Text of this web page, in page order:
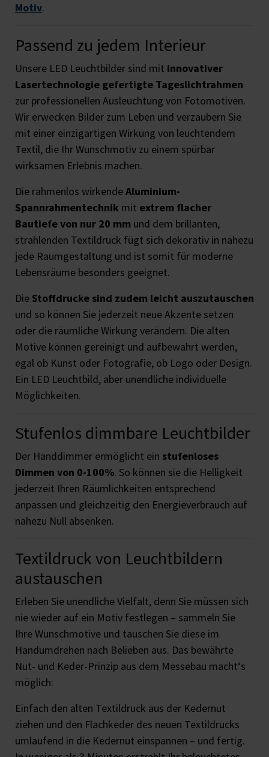
Motiv.
Passend zu jedem Interieur
Unsere LED Leuchtbilder sind mit innovativer
Lasertechnologie gefertigte Tageslichtrahmen
zur professionellen Ausleuchtung von Fotomotiven.
Wir erwecken Bilder zum Leben und verzaubern Sie
mit einer einzigartigen Wirkung von leuchtendem
Textil, die Ihr Wunschmotiv zu einem spürbar
wirksamen Erlebnis machen.
Die rahmenlos wirkendeAluminium-
Spannrahmentechnik mit extrem flacher
Bautiefe von nur 20 mm und dem brillanten,
strahlenden Textildruck fügt sich dekorativ in nahezu
jede Raumgestaltung und ist somit für moderne
Lebensräume besonders geeignet.
Die Stoffdrucke sind zudem leicht auszutauschen
und so können Sie jederzeit neue Akzente setzen
oder die räumliche Wirkung verändern. Die alten
Motive können gereinigt und aufbewahrt werden,
egal ob Kunst oder Fotografie, ob Logo oder Design.
Ein LED Leuchtbild, aber unendliche individuelle
Möglichkeiten.
Stufenlos dimmbare Leuchtbilder
Der Handdimmer ermöglicht ein stufenloses
Dimmen von 0-100%. So können sie die Helligkeit
jederzeit Ihren Räumlichkeiten entsprechend
anpassen und gleichzeitig den Energieverbrauch auf
nahezu Null absenken.
Textildruck von Leuchtbildern
austauschen
Erleben Sie unendliche Vielfalt, denn Sie müssen sich
nie wieder auf ein Motiv festlegen – sammeln Sie
Ihre Wunschmotive und tauschen Sie diese im
Handumdrehen nach Belieben aus. Das bewährte
Nut- und Keder-Prinzip aus dem Messebau macht‘s
möglich:
Einfach den alten Textildruck aus der Kedernut
ziehen und den Flachkeder des neuen Textildrucks
umlaufend in die Kedernut einspannen – und fertig.